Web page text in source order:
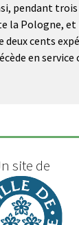
pendant
la Pologne, et
deux cents
en
site de